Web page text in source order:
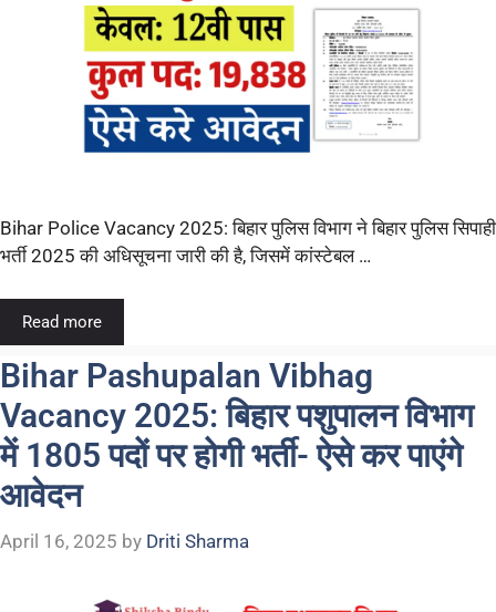
Bihar Police Vacancy 2025: बिहार पुलिस विभाग ने बिहार पुलिस सिपाही
भर्ती 2025 की अधिसूचना जारी की है, जिसमें कांस्टेबल …
Read more
Bihar Pashupalan Vibhag
Vacancy 2025: बिहार पशुपालन विभाग
में 1805 पदों पर होगी भर्ती- ऐसे कर पाएंगे
आवेदन
April 16, 2025 by Driti Sharma